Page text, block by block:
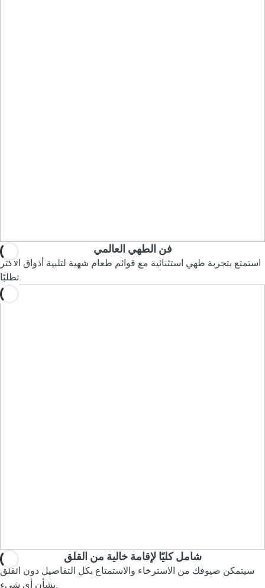
فن الطهي العالمي
استمتع بتجربة طهي استثنائية مع قوائم طعام شهية لتلبية أذواق الأكثر
تطلبًا.
شامل كليًا لإقامة خالية من القلق
سيتمكن ضيوفك من الاسترخاء والاستمتاع بكل التفاصيل دون القلق
بشأن أي شيء.